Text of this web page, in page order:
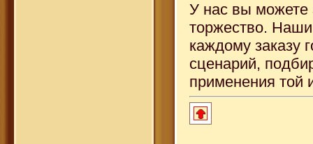
У нас вы можете
торжество.
каждому заказу
сценарий,
применения той